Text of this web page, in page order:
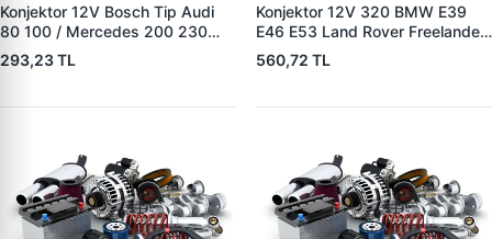
Konjektor 12V Bosch Tip Audi
80 100 / Mercedes 200 230
250 / BMW | YUNYI 04-080 |
OEM A0021545806
293,23 TL
Konjektor 12V 320 BMW E39
E46 E53 Land Rover Freelander
2.0 TD4 | YUNYI 08-033 | OEM
12317501749 12317792094
560,72 TL